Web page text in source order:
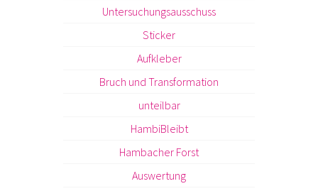
Untersuchungsausschuss
Sticker
Aufkleber
Bruch und Transformation
unteilbar
HambiBleibt
Hambacher Forst
Auswertung